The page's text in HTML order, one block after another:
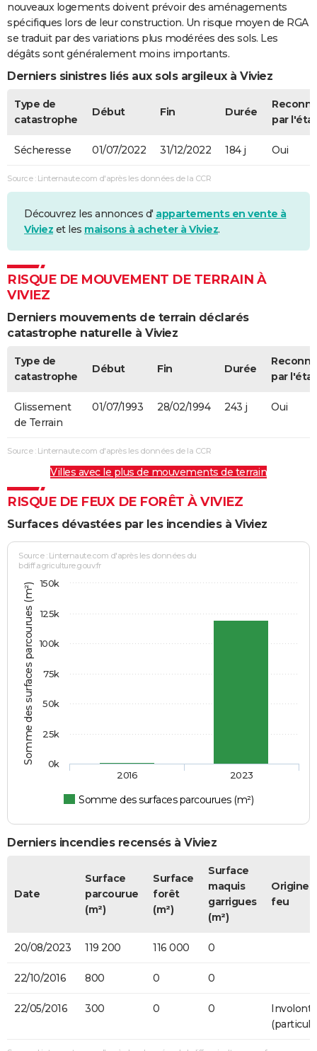
nouveaux logements doivent prévoir des aménagements
spécifiques lors de leur construction. Un risque moyen de RGA
se traduit par des variations plus modérées des sols. Les
dégâts sont généralement moins importants.
Derniers sinistres liés aux sols argileux à Viviez
Type de
catastrophe
Début Fin Durée
par l'état
Sécheresse 01/07/2022 31/12/2022 184 j Oui
Source : Linternaute.com d'après les données de la CCR
Découvrez les annonces d' appartements en vente à
Viviez et les maisons à acheter à Viviez.
RISQUE DE MOUVEMENT DE TERRAIN À
VIVIEZ
Derniers mouvements de terrain déclarés
catastrophe naturelle à Viviez
Type de
catastrophe
Début Fin Durée
par l'état
Glissement
de Terrain
01/07/1993 28/02/1994 243 j Oui
Source : Linternaute.com d'après les données de la CCR
Villes avec le plus de mouvements de terrain
RISQUE DE FEUX DE FORÊT À VIVIEZ
Surfaces dévastées par les incendies à Viviez
Somme des surfaces parcourues (m²)
Source : Linternaute.com d'après les données du
bdiff.agriculture.gouv.fr
Somme des surfaces parcourues (m²)
2016 2023
0k
25k
50k
75k
100k
125k
150k
Derniers incendies recensés à Viviez
Date
Surface
parcourue
(m²)
Surface
forêt
(m²)
Surface
maquis
garrigues
(m²)
Origine
feu
20/08/2023 119 200 116 000 0
22/10/2016 800 0 0
22/05/2016 300 0 0